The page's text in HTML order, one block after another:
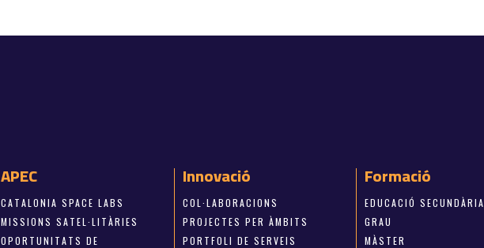
APEC
CATALONIA SPACE LABS
MISSIONS SATEL·LITÀRIES
OPORTUNITATS DE
Innovació
COL·LABORACIONS
PROJECTES PER ÀMBITS
PORTFOLI DE SERVEIS
Formació
EDUCACIÓ SECUNDÀRIA
GRAU
MÀSTER